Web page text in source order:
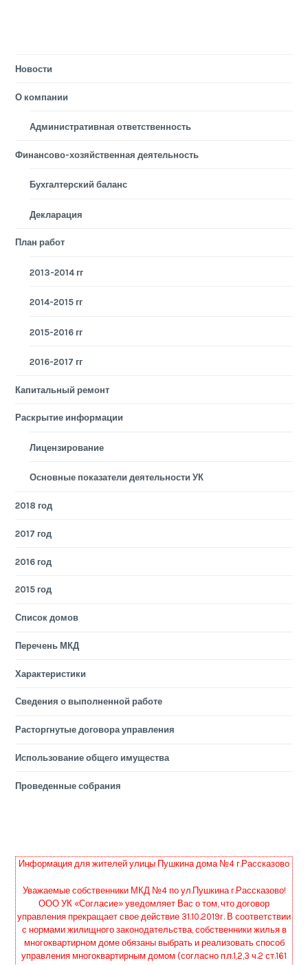
Новости
О компании
Административная ответственность
Финансово-хозяйственная деятельность
Бухгалтерский баланс
Декларация
План работ
2013-2014 гг
2014-2015 гг
2015-2016 гг
2016-2017 гг
Капитальный ремонт
Раскрытие информации
Лицензирование
Основные показатели деятельности УК
2018 год
2017 год
2016 год
2015 год
Список домов
Перечень МКД
Характеристики
Сведения о выполненной работе
Расторгнутые договора управления
Использование общего имущества
Проведенные собрания
Информация для жителей улицы Пушкина дома №4 г.Рассказово
Уважаемые собственники МКД №4 по ул.Пушкина г.Рассказово!
ООО УК «Согласие» уведомляет Вас о том, что договор
управления прекращает свое действие 31.10.2019г. В соответствии
с нормами жилищного законодательства, собственники жилья в
многоквартирном доме обязаны выбрать и реализовать способ
управления многоквартирным домом (согласно п.п.1,2,3 ч.2 ст.161